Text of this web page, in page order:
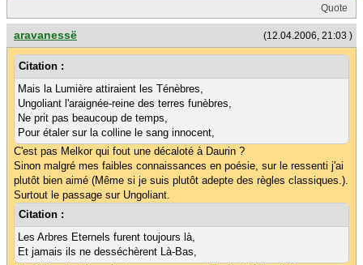
Quote
(12.04.2006, 21:03 )
aravanessë
Citation :
Mais la Lumière attiraient les Ténèbres,
Ungoliant l'araignée-reine des terres funèbres,
Ne prit pas beaucoup de temps,
Pour étaler sur la colline le sang innocent,
C'est pas Melkor qui fout une décaloté à Daurin ?
Sinon malgré mes faibles connaissances en poésie, sur le ressenti j'ai
plutôt bien aimé (Même si je suis plutôt adepte des règles classiques.).
Surtout le passage sur Ungoliant.
Citation :
Les Arbres Eternels furent toujours là,
Et jamais ils ne desséchèrent Là-Bas,